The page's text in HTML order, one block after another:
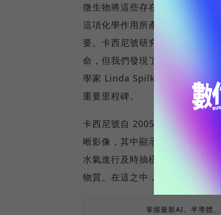
微生物將這些存在於海洋中的氫
這項化學作用所產生的甲烷正是
要。卡西尼號研究的主筆
命，但我們發現了能量來源，對
學家 Linda Spilker 則視這次在
重要里程碑。
卡西尼號自 2005 年開始進行土
晰影像，其中顯示了巨量的水氣
水氣進行及時抽樣，意外地偵測
物質。在這之中，有機物質的濃
掌握最新AI、半導體